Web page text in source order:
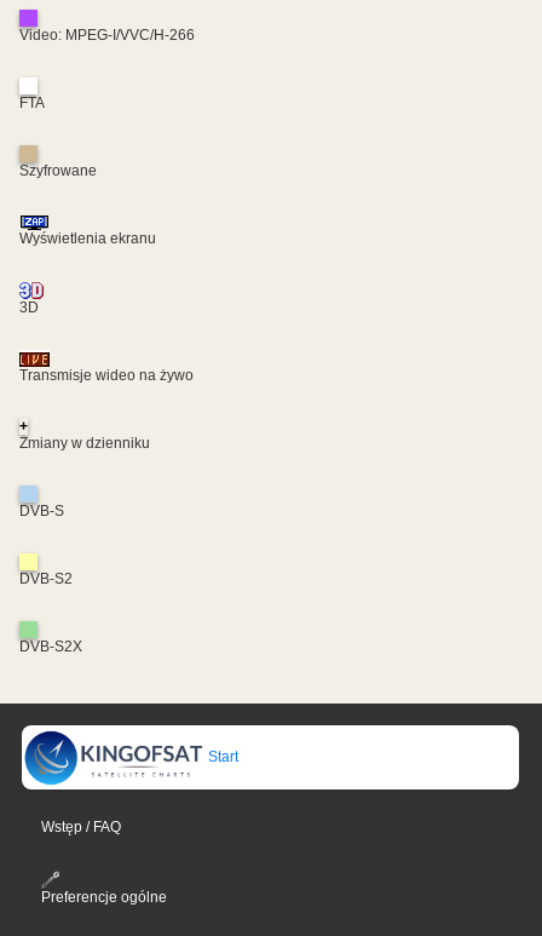
Video: MPEG-I/VVC/H-266
FTA
Szyfrowane
Wyświetlenia ekranu
3D
Transmisje wideo na żywo
+
Zmiany w dzienniku
DVB-S
DVB-S2
DVB-S2X
Start
Wstęp / FAQ
Preferencje ogólne